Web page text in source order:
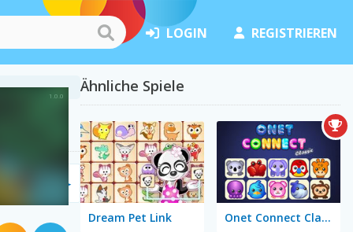
LOGIN REGISTRIEREN
Ähnliche Spiele
Dream Pet Link Onet Connect Classic